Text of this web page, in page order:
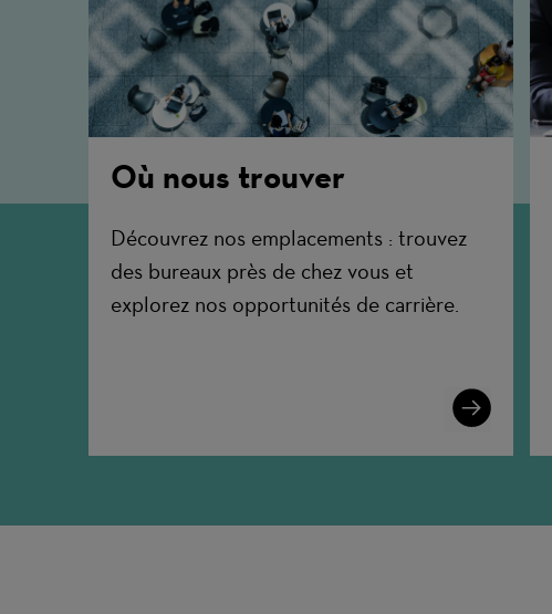
Où nous trouver
Découvrez nos emplacements : trouvez
des bureaux près de chez vous et
explorez nos opportunités de carrière.
Learn
More